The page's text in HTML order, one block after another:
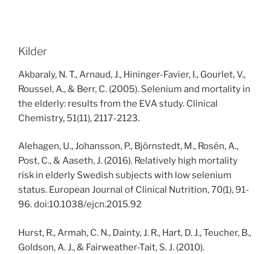
Kilder
Akbaraly, N. T., Arnaud, J., Hininger-Favier, I., Gourlet, V.,
Roussel, A., & Berr, C. (2005). Selenium and mortality in
the elderly: results from the EVA study. Clinical
Chemistry, 51(11), 2117-2123.
Alehagen, U., Johansson, P., Björnstedt, M., Rosén, A.,
Post, C., & Aaseth, J. (2016). Relatively high mortality
risk in elderly Swedish subjects with low selenium
status. European Journal of Clinical Nutrition, 70(1), 91-
96. doi:10.1038/ejcn.2015.92
Hurst, R., Armah, C. N., Dainty, J. R., Hart, D. J., Teucher, B.,
Goldson, A. J., & Fairweather-Tait, S. J. (2010).